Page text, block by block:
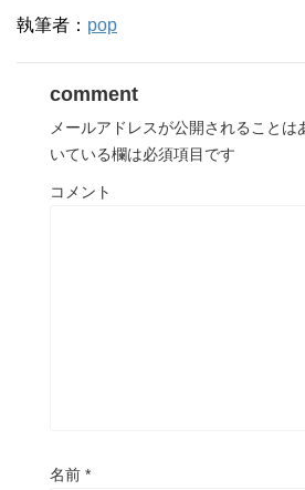
執筆者： pop
comment
メールアドレスが公開されることは
いている欄は必須項目です
コメント
名前 *